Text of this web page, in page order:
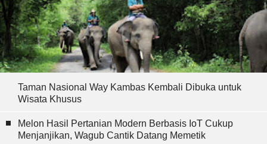
Taman Nasional Way Kambas Kembali Dibuka untuk
Wisata Khusus
Melon Hasil Pertanian Modern Berbasis IoT Cukup
Menjanjikan, Wagub Cantik Datang Memetik